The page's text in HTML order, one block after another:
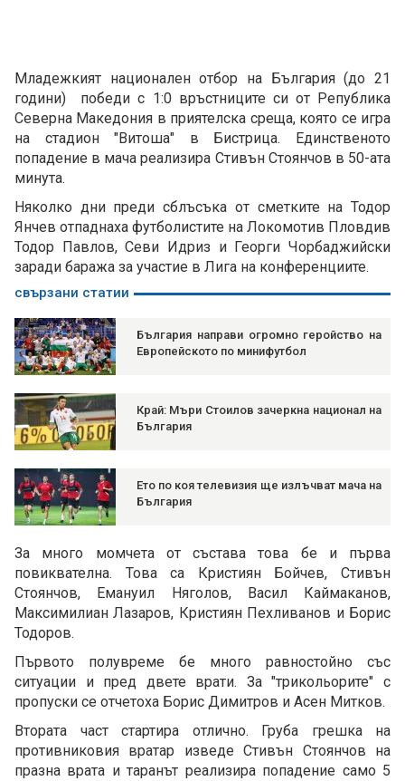
Младежкият национален отбор на България (до 21
години) победи с 1:0 връстниците си от Република
Северна Македония в приятелска среща, която се игра
на стадион "Витоша" в Бистрица. Единственото
попадение в мача реализира Стивън Стоянчов в 50-ата
минута.
Няколко дни преди сблъсъка от сметките на Тодор
Янчев отпаднаха футболистите на Локомотив Пловдив
Тодор Павлов, Севи Идриз и Георги Чорбаджийски
заради баража за участие в Лига на конференциите.
свързани статии
България направи огромно геройство на
Европейското по минифутбол
Край: Мъри Стоилов зачеркна национал на
България
Ето по коя телевизия ще излъчват мача на
България
За много момчета от състава това бе и първа
повиквателна. Това са Кристиян Бойчев, Стивън
Стоянчов, Емануил Няголов, Васил Каймаканов,
Максимилиан Лазаров, Кристиян Пехливанов и Борис
Тодоров.
Първото полувреме бе много равностойно със
ситуации и пред двете врати. За "трикольорите" с
пропуски се отчетоха Борис Димитров и Асен Митков.
Втората част стартира отлично. Груба грешка на
противниковия вратар изведе Стивън Стоянчов на
празна врата и таранът реализира попадение само 5